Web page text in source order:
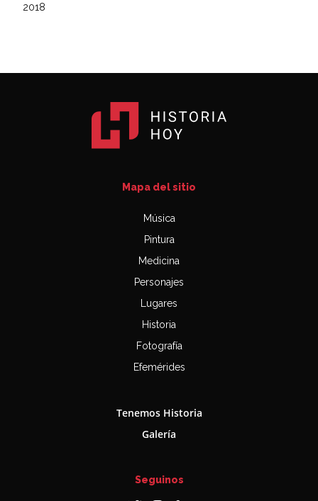
2018
Mapa del sitio
Música
Pintura
Medicina
Personajes
Lugares
Historia
Fotografía
Efemérides
Tenemos Historia
Galería
Seguinos